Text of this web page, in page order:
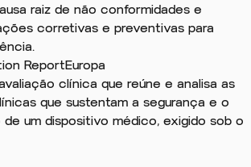
raiz de não conformidades e
corretivas e preventivas para
ReportEuropa
clínica que reúne e analisa as
que sustentam a segurança e o
de um dispositivo médico, exigido sob o